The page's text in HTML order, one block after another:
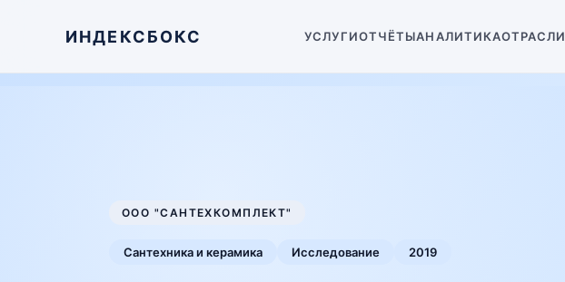
ИНДЕКСБОКС УСЛУГИОТЧЁТЫАНАЛИТИКАОТРАСЛИ
ООО "САНТЕХКОМПЛЕКТ"
Сантехника и керамика Исследование 2019